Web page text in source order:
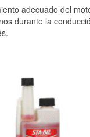
adecuado del
durante la